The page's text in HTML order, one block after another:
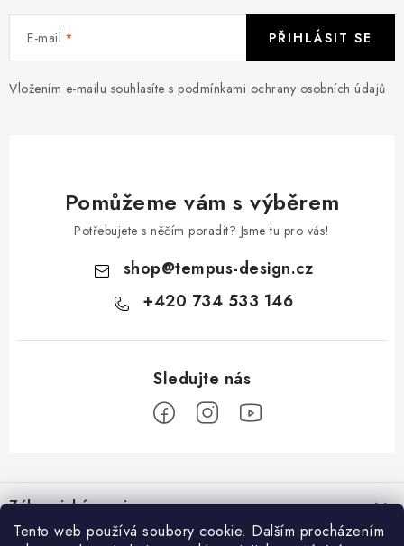
Tento web používá soubory cookie. Dalším procházením
E-mail
Vložením e-mailu souhlasíte s podmínkami ochrany osobních údajů
PŘIHLÁSIT SE
Pomůžeme vám s výběrem
Potřebujete s něčím poradit? Jsme tu pro vás!
shop@tempus-design.cz
+420 734 533 146
á
pZákaznický servis